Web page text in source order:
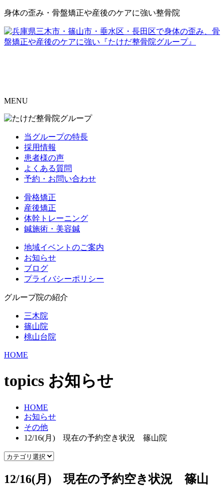
身体の歪み・骨盤矯正や産後のケアに強い整骨院
MENU
当グループの特長
採用情報
患者様の声
よくある質問
予約・お問い合わせ
骨格矯正
産後矯正
体幹トレーニング
鍼施術・美容鍼
地域イベントのご案内
お知らせ
ブログ
プライバシーポリシー
グループ院の紹介
三木院
篠山院
桃山台院
HOME
topics お知らせ
HOME
お知らせ
その他
12/16(月) 現在の予約空き状況 篠山院
12/16(月) 現在の予約空き状況 篠山